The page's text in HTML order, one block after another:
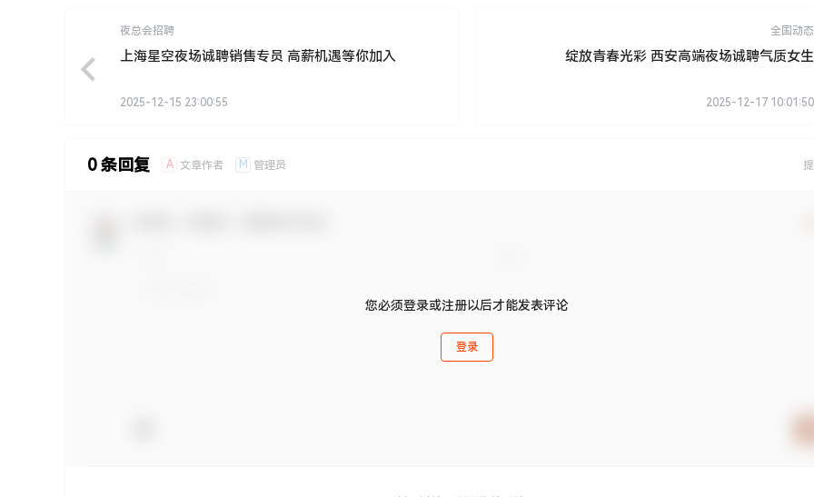
夜总会招聘
上海星空夜场诚聘销售专员 高薪机遇等你加入
2025-12-15 23:00:55
全国动态
绽放青春光彩 西安高端夜场诚聘气质女生
2025-12-17 10:01:50
0 条回复 A 文章作者 M 管理员
您必须登录或注册以后才能发表评论
登录